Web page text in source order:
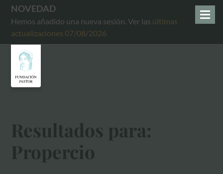
NOVEDAD
Hemos añadido una nueva sesión. Ver las últimas
actualizaciones 07/08/2026
Resultados para:
Propercio